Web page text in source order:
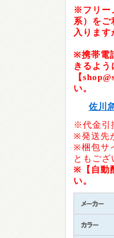
※フリー
系）をご
入りま
※携帯電
きるよ
【
い。
佐川
※代金引
※発送先
※梱包サ
ともござ
※【自動
い。